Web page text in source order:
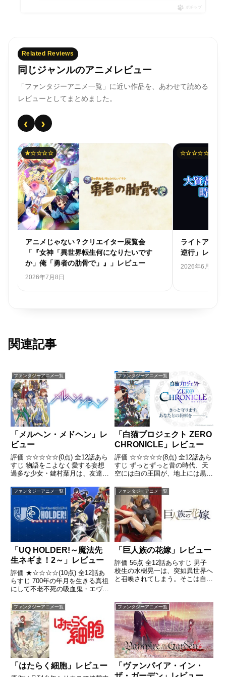
ポチップ
Related Reviews
同じジャンルのアニメレビュー
「ファンタジーアニメ一覧」に近い作品を、あわせて読める
レビューとしてまとめました。
‹ ›
★☆☆☆☆
アニメじゃない？クリエイター展覧会
「『女神「異世界転生何になりたいです
か」俺「勇者の肋骨で」』」レビュー
2026年7月8日
☆☆☆☆☆
ライトアニメ
逆行」レビュ
2026年6月21日
関連記事
ファンタジーアニメ一覧
「メルヘン・メドヘン」レ
ビュー
評価 ☆☆☆☆☆(0点) 全12話あら
すじ 物語をこよなく愛する妄想
過多な少女・鍵村葉月は、友達も
かずに物語の世界に逃避する日々
を送っていた引用- Wikipedia
ファンタジーアニメ一覧
「白猫プロジェクト ZERO
CHRONICLE」レビュー
評価 ☆☆☆☆☆(8点) 全12話あら
すじ ずっとずっと昔の時代、天
空には白の王国が、地上には黒の
〈循環〉していた。引用-
Wikipedia
ファンタジーアニメ一覧
「UQ HOLDER!～魔法先
生ネギま！2～」レビュー
評価 ★☆☆☆☆(10点) 全12話あ
らすじ 700年の年月を生きる真祖
にして不老不死の吸血鬼・エヴァ
の方法や境遇によって不老、もし
くは不死といった力を得てしまっ
た者達の物語引用- Wikipedia
ファンタジーアニメ一覧
「巨人族の花嫁」レビュー
評価 56点 全12話あらすじ 男子
校生の水樹晃一は、突如異世界へ
と召喚されてしまう。そこは自分
カイウスに「花嫁になってほし
い」とプロポーズをされてしま
う。引用- Wikipedi...
ファンタジーアニメ一覧
「はたらく細胞」レビュー
ファンタジーアニメ一覧
「ヴァンパイア・イン・